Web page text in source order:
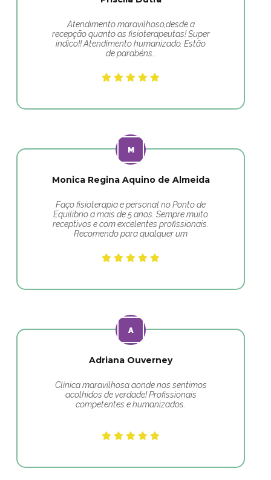
Atendimento maravilhoso,desde a
recepção quanto as fisioterapeutas! Super
indico!! Atendimento humanizado. Estão
de parabéns…
Monica Regina Aquino de Almeida
Faço fisioterapia e personal no Ponto de
Equilibrio a mais de 5 anos. Sempre muito
receptivos e com excelentes profissionais.
Recomendo para qualquer um
Adriana Ouverney
Clínica maravilhosa aonde nos sentimos
acolhidos de verdade! Profissionais
competentes e humanizados.